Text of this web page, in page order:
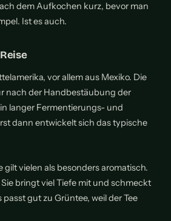
dem Aufkochen kurz, bevor man
Ist es auch.
vor allem aus Mexiko. Die
nach der Handbestäubung der
langer Fermentierungs- und
dann entwickelt sich das typische
gilt vielen als besonders aromatisch.
bringt viel Tiefe mit und schmeckt
gut zu Grüntee, weil der Tee